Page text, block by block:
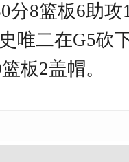
8篮板6助
二在G5砍
板2盖帽。